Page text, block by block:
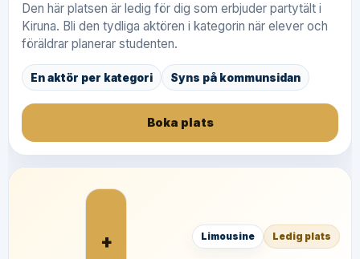
Den här platsen är ledig för dig som erbjuder partytält i
Kiruna. Bli den tydliga aktören i kategorin när elever och
föräldrar planerar studenten.
En aktör per kategori Syns på kommunsidan
Boka plats
+ Limousine Ledig plats